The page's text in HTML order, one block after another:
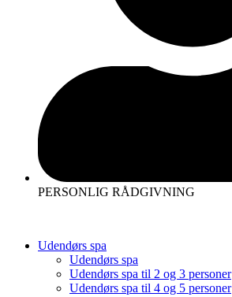
PERSONLIG RÅDGIVNING
Udendørs spa
Udendørs spa
Udendørs spa til 2 og 3 personer
Udendørs spa til 4 og 5 personer